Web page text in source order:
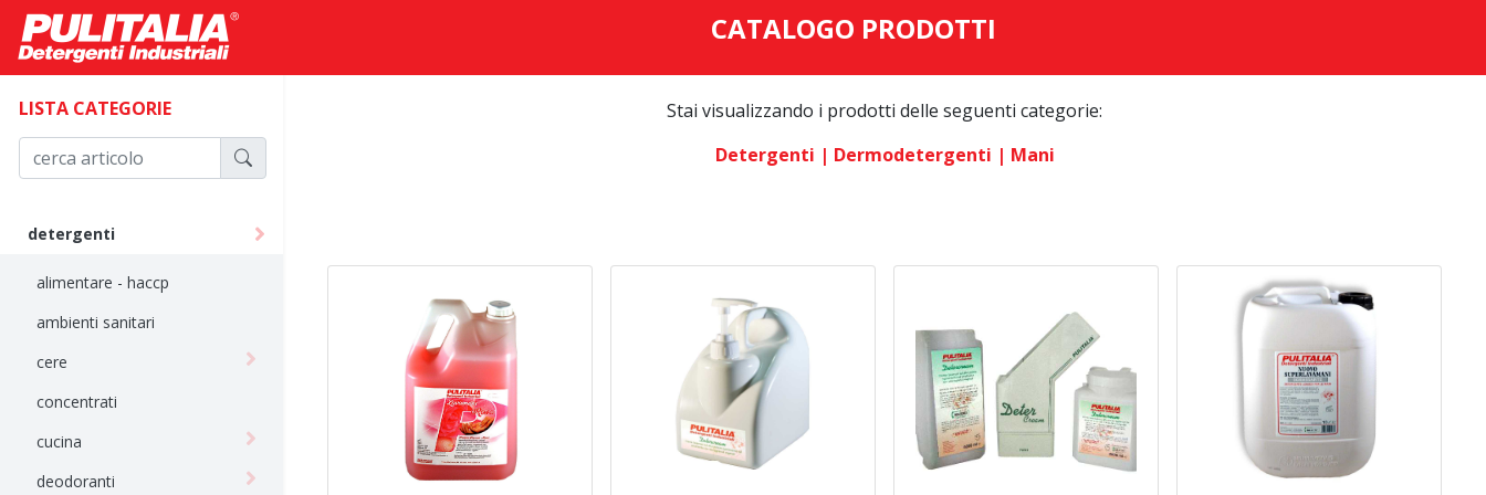
CATALOGO PRODOTTI
LISTA CATEGORIE
detergenti
alimentare - haccp
ambienti sanitari
cere
concentrati
cucina
deodoranti
Stai visualizzando i prodotti delle seguenti categorie:
Detergenti | Dermodetergenti | Mani